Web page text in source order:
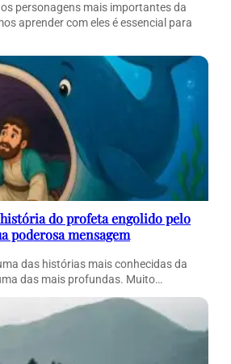
personagens mais importantes da
aprender com eles é essencial para
do profeta engolido pelo
poderosa mensagem
das histórias mais conhecidas da
das mais profundas. Muito…